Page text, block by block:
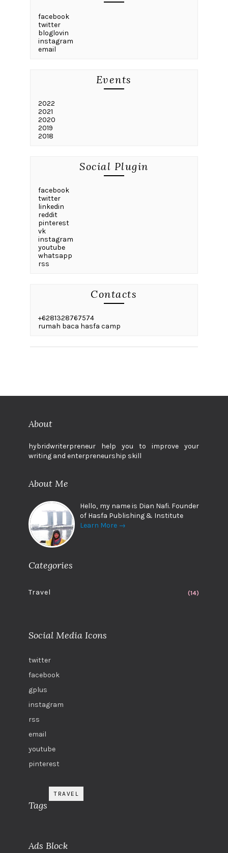
facebook
twitter
bloglovin
instagram
email
Events
2022
2021
2020
2019
2018
Social Plugin
facebook
twitter
linkedin
reddit
pinterest
vk
instagram
youtube
whatsapp
rss
Contacts
+6281328767574
rumah baca hasfa camp
About
hybridwriterpreneur help you to improve your
writing and enterpreneurship skill
About Me
Hello, my name is Dian Nafi. Founder
of Hasfa Publishing & Institute
Learn More →
Categories
Travel (14)
Social Media Icons
twitter
facebook
gplus
instagram
rss
email
youtube
pinterest
Tags
TRAVEL
Ads Block